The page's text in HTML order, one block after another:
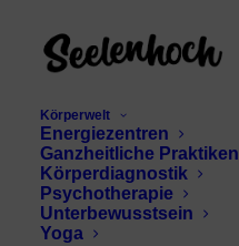
Körperwelt
Energiezentren
Ganzheitliche Praktiken
Körperdiagnostik
Psychotherapie
Unterbewusstsein
Yoga